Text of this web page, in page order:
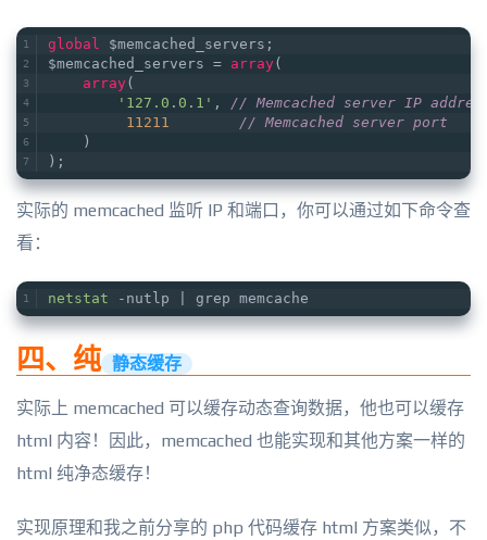
global
$memcached_servers;
$memcached_servers = array(
array(
'127.0.0.1' , // Memcached server IP
11211
// Memcached server port
    )
);
实际的 memcached 监听 IP 和端口，你可以通过如下命令查
看：
netstat -nutlp | grep memcache
四、纯 静态缓存
实际上 memcached 可以缓存动态查询数据，他也可以缓存
html 内容！因此，memcached 也能实现和其他方案一样的
html 纯净态缓存！
实现原理和我之前分享的 php 代码缓存 html 方案类似，不